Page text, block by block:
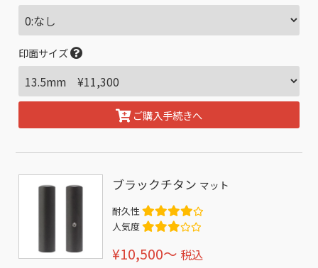
印面サイズ
ご購入手続きへ
ブラックチタン マット
耐久性
人気度
¥10,500〜 税込